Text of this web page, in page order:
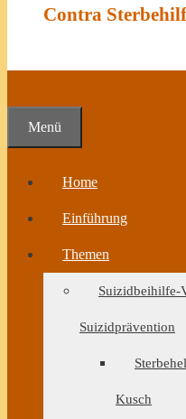
Contra
Menü
Home
Einführung
Themen
Suizidbeihilfe-
Suizidprävention
Kusch